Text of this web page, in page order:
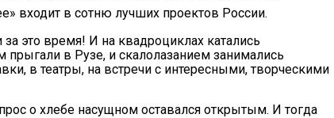
входит в сотню лучших проектов России.
это время! И на квадроциклах катались
в Рузе, и скалолазанием занимались
в театры, на встречи с интересными, творческими
о хлебе насущном оставался открытым. И тогда